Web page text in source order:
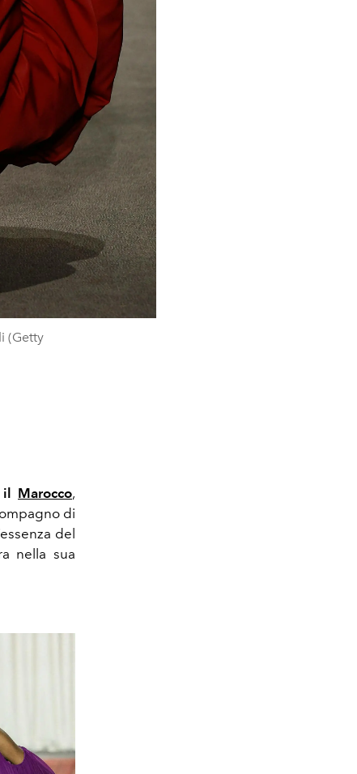
(Getty
il Marocco,
di
del
nella sua